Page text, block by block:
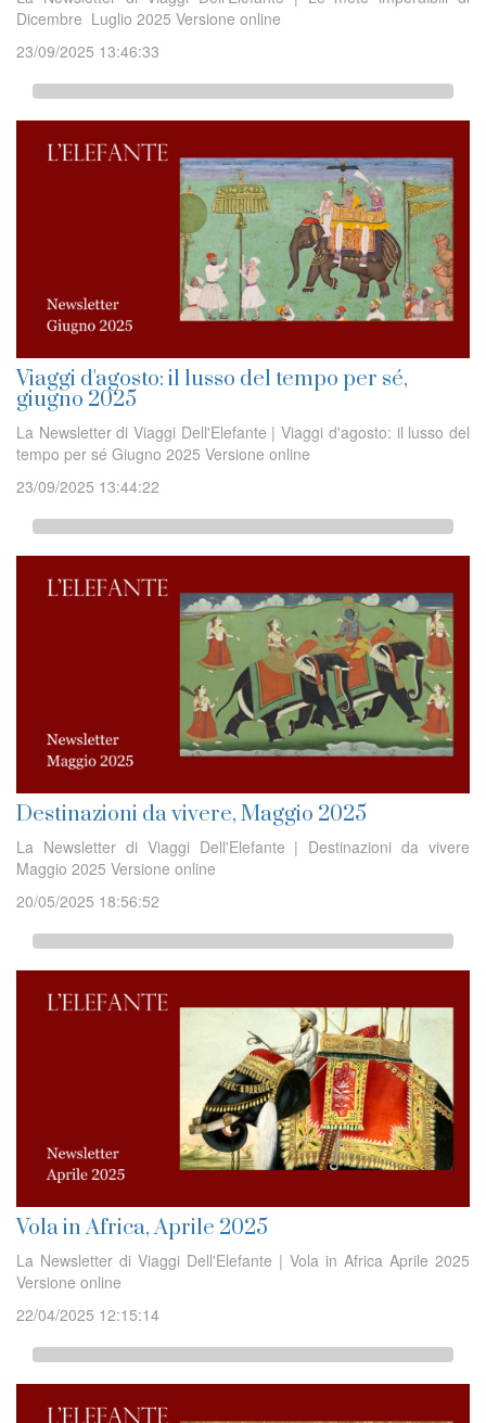
Dicembre Luglio 2025 Versione online
23/09/2025 13:46:33
Viaggi d'agosto: il lusso del tempo per sé,
giugno 2025
La Newsletter di Viaggi Dell'Elefante | Viaggi d'agosto: il lusso del
tempo per sé Giugno 2025 Versione online
23/09/2025 13:44:22
Destinazioni da vivere, Maggio 2025
La Newsletter di Viaggi Dell'Elefante | Destinazioni da vivere
Maggio 2025 Versione online
20/05/2025 18:56:52
Vola in Africa, Aprile 2025
La Newsletter di Viaggi Dell'Elefante | Vola in Africa Aprile 2025
Versione online
22/04/2025 12:15:14